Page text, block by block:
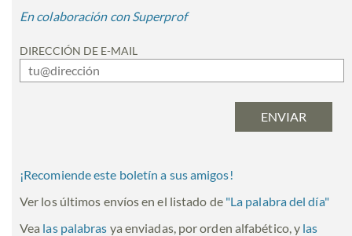
En colaboración con Superprof
DIRECCIÓN DE E-MAIL
¡Recomiende este boletín a sus amigos!
Ver los últimos envíos en el listado de "La palabra del día"
Vea las palabras ya enviadas, por orden alfabético, y las